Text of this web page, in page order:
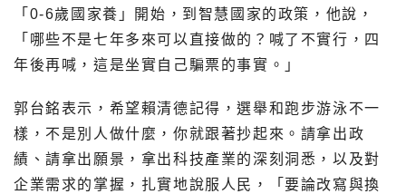
「0-6歲國家養」開始，到智慧國家的政策，他說，
「哪些不是七年多來可以直接做的？喊了不實行，四
年後再喊，這是坐實自己騙票的事實。」
郭台銘表示，希望賴清德記得，選舉和跑步游泳不一
樣，不是別人做什麼，你就跟著抄起來。請拿出政
績、請拿出願景，拿出科技產業的深刻洞悉，以及對
企業需求的掌握，扎實地說服人民，「要論改寫與換